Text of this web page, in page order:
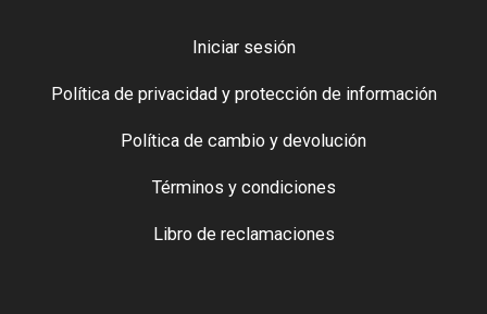
Iniciar sesión
Política de privacidad y protección de información
Política de cambio y devolución
Términos y condiciones
Libro de reclamaciones